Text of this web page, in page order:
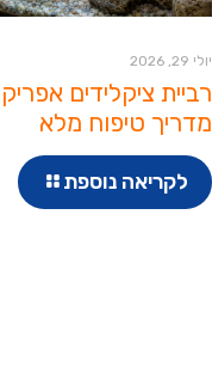
יולי 29, 2026
רביית ציקלידים
מדריך טיפוח מלא
לקריאה נוספת